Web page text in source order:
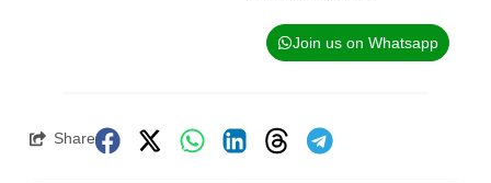
Join us on Whatsapp
Share